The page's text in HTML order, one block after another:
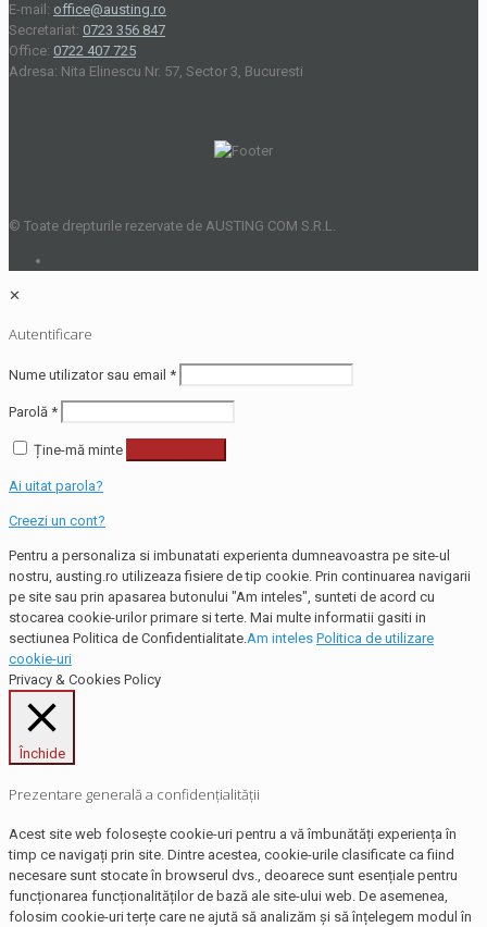
E-mail: office@austing.ro
Secretariat: 0723 356 847
Office: 0722 407 725
Adresa: Nita Elinescu Nr. 57, Sector 3, Bucuresti
© Toate drepturile rezervate de AUSTING COM S.R.L.
✕
Autentificare
Nume utilizator sau email *
Parolă *
Ține-mă minte
Ai uitat parola?
Creezi un cont?
Pentru a personaliza si imbunatati experienta dumneavoastra pe site-ul
nostru, austing.ro utilizeaza fisiere de tip cookie. Prin continuarea navigarii
pe site sau prin apasarea butonului "Am inteles", sunteti de acord cu
stocarea cookie-urilor primare si terte. Mai multe informatii gasiti in
sectiunea Politica de Confidentialitate.Am inteles Politica de utilizare
cookie-uri
Privacy & Cookies Policy
Închide
Prezentare generală a confidențialității
Acest site web folosește cookie-uri pentru a vă îmbunătăți experiența în
timp ce navigați prin site. Dintre acestea, cookie-urile clasificate ca fiind
necesare sunt stocate în browserul dvs., deoarece sunt esențiale pentru
funcționarea funcționalităților de bază ale site-ului web. De asemenea,
folosim cookie-uri terțe care ne ajută să analizăm și să înțelegem modul în